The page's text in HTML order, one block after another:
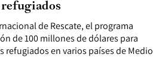
de Rescate, el programa
de 100 millones de dólares para
refugiados en varios países de Medio